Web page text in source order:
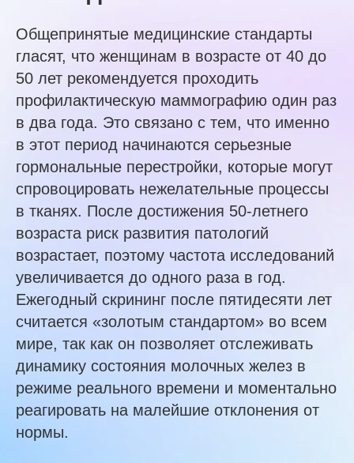
Общепринятые медицинские стандарты
гласят, что женщинам в возрасте от 40 до
50 лет рекомендуется проходить
профилактическую маммографию один раз
в два года. Это связано с тем, что именно
в этот период начинаются серьезные
гормональные перестройки, которые могут
спровоцировать нежелательные процессы
в тканях. После достижения 50-летнего
возраста риск развития патологий
возрастает, поэтому частота исследований
увеличивается до одного раза в год.
Ежегодный скрининг после пятидесяти лет
считается «золотым стандартом» во всем
мире, так как он позволяет отслеживать
динамику состояния молочных желез в
режиме реального времени и моментально
реагировать на малейшие отклонения от
нормы.